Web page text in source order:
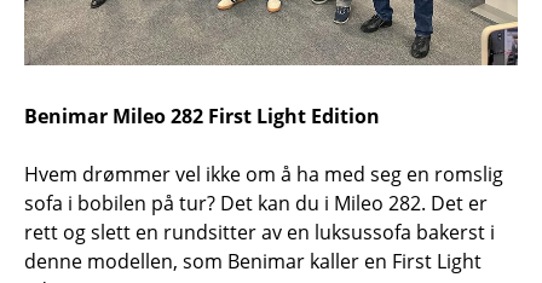
Benimar Mileo 282 First Light Edition
Hvem drømmer vel ikke om å ha med seg en romslig
sofa i bobilen på tur? Det kan du i Mileo 282. Det er
rett og slett en rundsitter av en luksussofa bakerst i
denne modellen, som Benimar kaller en First Light